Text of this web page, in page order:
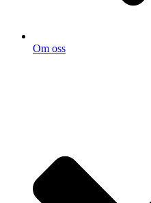
Om oss